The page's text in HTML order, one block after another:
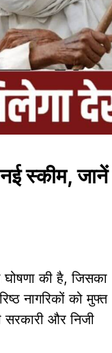
स्कीम, जानें
घोषणा की है, जिसका
नागरिकों को मुफ्त
सरकारी और निजी